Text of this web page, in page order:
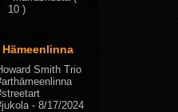
10 )
Smith Trio
- 8/17/2024